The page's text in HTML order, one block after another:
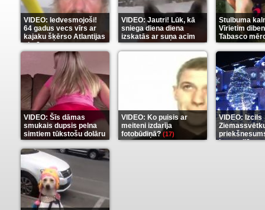
VIDEO: Iedvesmojoši!
64 gadus vecs vīrs ar
kajaku šķērso Atlantijas
okeānu(5)
VIDEO: Jautri! Lūk, kā
sniega diena diena
izskatās ar suņa acīm
(6)
Stulbuma
Vīrietim
Tabasco
(7)
VIDEO: Šīs dāmas
smukais dupsis pelna
simtiem tūkstošu dolāru
(9)
VIDEO: Ko puisis ar
meiteni izdarīja
fotobūdiņā?(17)
VIDEO: Izcils
karu stilā(7)